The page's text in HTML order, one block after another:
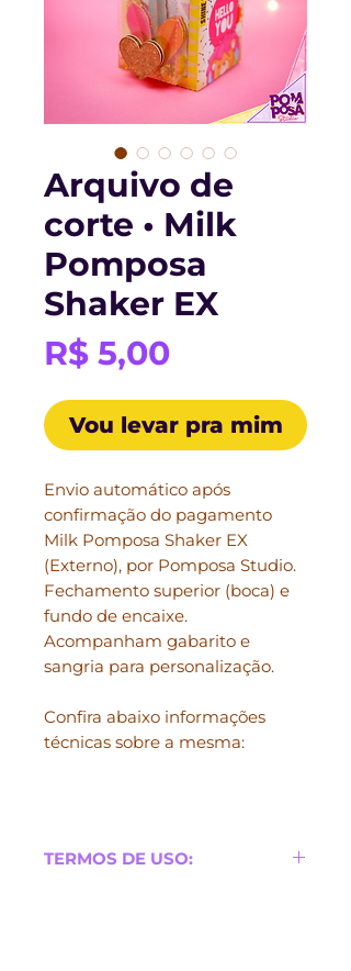
Arquivo de
corte • Milk
Pomposa
Shaker EX
R$ 5,00Preço
Vou levar pra mim
Envio automático após
confirmação do pagamento
Milk Pomposa Shaker EX
(Externo), por Pomposa Studio.
Fechamento superior (boca) e
fundo de encaixe.
Acompanham gabarito e
sangria para personalização.
Confira abaixo informações
técnicas sobre a mesma:
TERMOS DE USO: